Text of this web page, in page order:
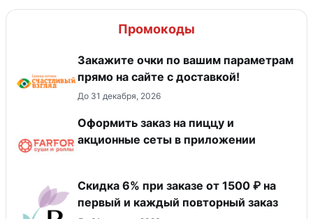
Промокоды
Закажите очки по вашим параметрам
прямо на сайте с доставкой!
До 31 декабря, 2026
Оформить заказ на пиццу и
акционные сеты в приложении
Скидка 6% при заказе от 1500 ₽ на
первый и каждый повторный заказ